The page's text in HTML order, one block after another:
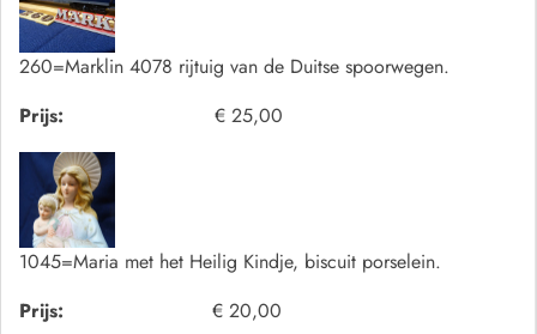
260=Marklin 4078 rijtuig van de Duitse spoorwegen.
Prijs:
€ 25,00
1045=Maria met het Heilig Kindje, biscuit porselein.
Prijs:
€ 20,00